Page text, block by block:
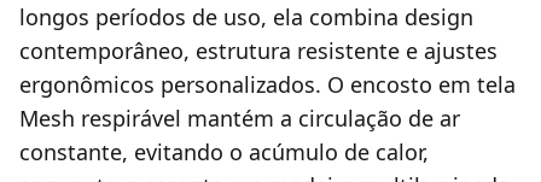
longos períodos de uso, ela combina design
contemporâneo, estrutura resistente e ajustes
ergonômicos personalizados. O encosto em tela
Mesh respirável mantém a circulação de ar
constante, evitando o acúmulo de calor,